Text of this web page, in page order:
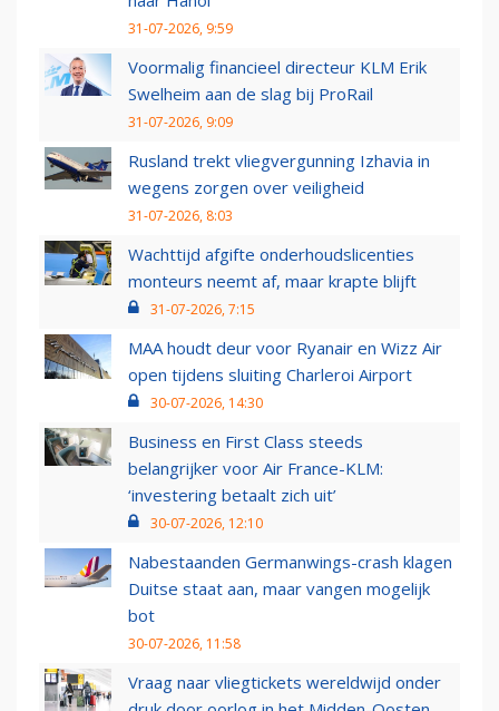
31-07-2026, 9:59
Voormalig financieel directeur KLM Erik
Swelheim aan de slag bij ProRail
31-07-2026, 9:09
Rusland trekt vliegvergunning Izhavia in
wegens zorgen over veiligheid
31-07-2026, 8:03
Wachttijd afgifte onderhoudslicenties
monteurs neemt af, maar krapte blijft
31-07-2026, 7:15
MAA houdt deur voor Ryanair en Wizz Air
open tijdens sluiting Charleroi Airport
30-07-2026, 14:30
Business en First Class steeds
belangrijker voor Air France-KLM:
‘investering betaalt zich uit’
30-07-2026, 12:10
Nabestaanden Germanwings-crash klagen
Duitse staat aan, maar vangen mogelijk
bot
30-07-2026, 11:58
Vraag naar vliegtickets wereldwijd onder